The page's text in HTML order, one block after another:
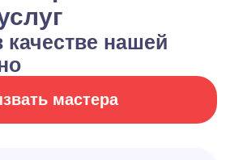
качестве нашей
мастера